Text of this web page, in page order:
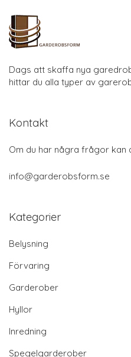
Dags att skaffa nya
hittar du alla typer av
Kontakt
Om du har några frågor kan
info@garderobsform.se
Kategorier
Belysning
Förvaring
Garderober
Hyllor
Inredning
Spegelgarderober